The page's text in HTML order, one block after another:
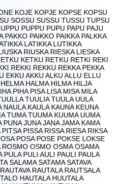
KOJE KOPJE KOPSE KOPSU
SOSSU SUSSU TUSSU TUPSU
PUPPU PUPU PAPU PAJU
PAKKO PAIKKO PAIKKA PALKKA
LATIKKA LUTIKKA
RIUSKA RIESKA LIESKA
KETKU RETKU RETKI REKI
REKKI REKKU REKKA PEKKA
EKKU AKKU ALKU ALLU ELLU
HALMA HILMA HILJA
PIHA PISA LISA MISA MILA
TUULIA TUULA UULA
KAULA KAUNA KEUNA
TUMA TUUMA KUUMA UUMA
PUNA JUNA JANA JAMA KAMA
PISSA RISSA RIESA RIKSA
POSA POSE POKSE LOKSE
OSMO OSMA OSAMA
PULA PULI AULI PAULI PAULA
SALAMA SATAMA SATAVA
RAUTALA RAUTSALA
HAUTALA HUUTALA